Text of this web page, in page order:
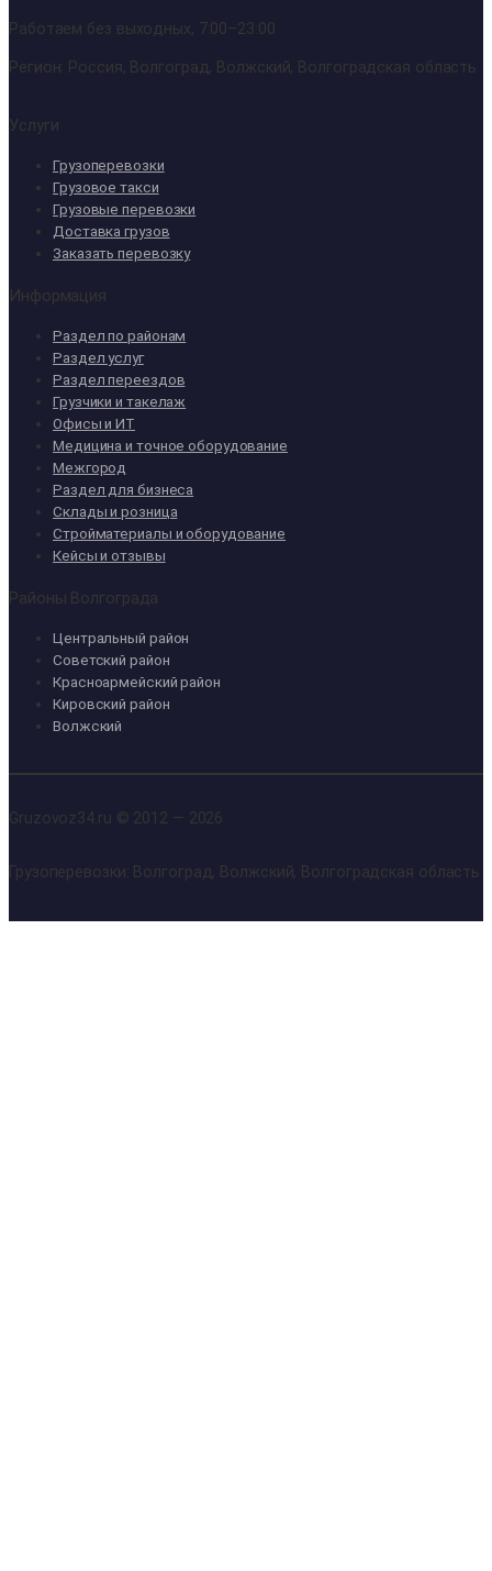
Работаем без выходных, 7:00–23:00
Регион: Россия, Волгоград, Волжский, Волгоградская область
Услуги
Грузоперевозки
Грузовое такси
Грузовые перевозки
Доставка грузов
Заказать перевозку
Информация
Раздел по районам
Раздел услуг
Раздел переездов
Грузчики и такелаж
Офисы и ИТ
Медицина и точное оборудование
Межгород
Раздел для бизнеса
Склады и розница
Стройматериалы и оборудование
Кейсы и отзывы
Районы Волгограда
Центральный район
Советский район
Красноармейский район
Кировский район
Волжский
Gruzovoz34.ru © 2012 — 2026
Грузоперевозки: Волгоград, Волжский, Волгоградская область